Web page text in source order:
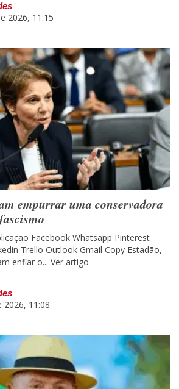
2026, 11:15
empurrar uma conservadora
Facebook Whatsapp Pinterest
Trello Outlook Gmail Copy Estadão,
enfiar o... Ver artigo
2026, 11:08